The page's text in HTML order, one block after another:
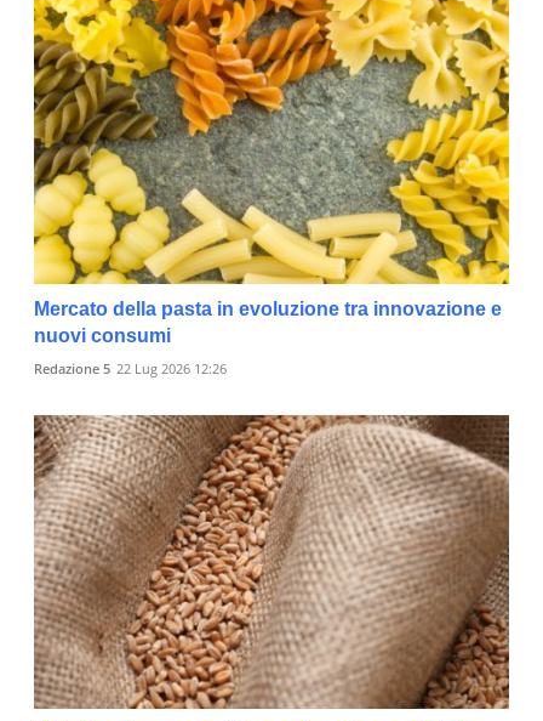
Mercato della pasta in evoluzione tra innovazione e
nuovi consumi
Redazione 5 22 Lug 2026 12:26